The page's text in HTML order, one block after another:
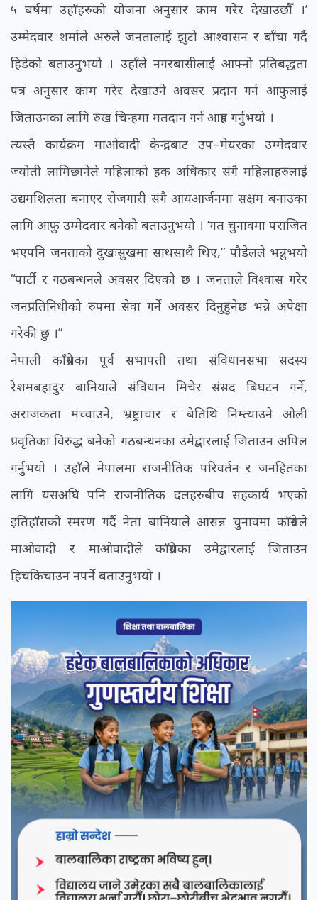
५ बर्षमा उहाँहरुको योजना अनुसार काम गरेर देखाउछौँ ।’
उम्मेदवार शर्माले अरुले जनतालाई झुटो आश्वासन र बाँचा गर्दै
हिडेको बताउनुभयो । उहाँले नगरबासीलाई आफ्नो प्रतिबद्धता
पत्र अनुसार काम गरेर देखाउने अवसर प्रदान गर्न आफुलाई
जिताउनका लागि रुख चिन्हमा मतदान गर्न आग्रह गर्नुभयो ।
त्यस्तै कार्यक्रम माओवादी केन्द्रबाट उप–मेयरका उम्मेदवार
ज्योती लामिछानेले महिलाको हक अधिकार संगै महिलाहरुलाई
उद्यमशिलता बनाएर रोजगारी संगै आयआर्जनमा सक्षम बनाउका
लागि आफु उम्मेदवार बनेको बताउनुभयो । ‘गत चुनावमा पराजित
भएपनि जनताको दुखःसुखमा साथसाथै थिए,” पौडेलले भन्नुभयो
“पार्टी र गठबन्धनले अवसर दिएको छ । जनताले विश्वास गरेर
जनप्रतिनिधीको रुपमा सेवा गर्ने अवसर दिनुहुनेछ भन्ने अपेक्षा
गरेकी छु ।”
नेपाली काँग्रेसका पूर्व सभापती तथा संविधानसभा सदस्य
रेशमबहादुर बानियाले संविधान मिचेर संसद बिघटन गर्ने,
अराजकता मच्चाउने, भ्रष्ट्राचार र बेतिथि निम्त्याउने ओली
प्रवृतिका विरुद्ध बनेको गठबन्धनका उमेद्वारलाई जिताउन अपिल
गर्नुभयो । उहाँले नेपालमा राजनीतिक परिवर्तन र जनहितका
लागि यसअघि पनि राजनीतिक दलहरुबीच सहकार्य भएको
इतिहाँसको स्मरण गर्दै नेता बानियाले आसन्न चुनावमा काँग्रेसले
माओवादी र माओवादीले काँग्रेसका उमेद्वारलाई जिताउन
हिचकिचाउन नपर्ने बताउनुभयो ।